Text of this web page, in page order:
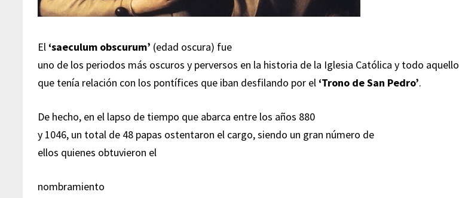
El ‘saeculum obscurum’ (edad oscura) fue
uno de los periodos más oscuros y perversos en la historia de la Iglesia Católica y todo aquello
que tenía relación con los pontífices que iban desfilando por el ‘Trono de San Pedro’.
De hecho, en el lapso de tiempo que abarca entre los años 880
y 1046, un total de 48 papas ostentaron el cargo, siendo un gran número de
ellos quienes obtuvieron el
nombramiento